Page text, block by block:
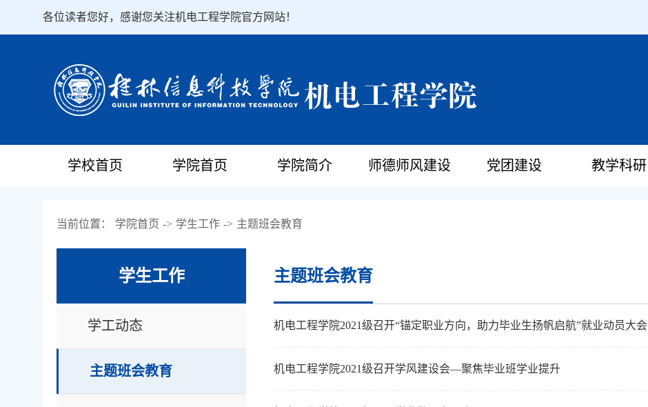
各位读者您好，感谢您关注机电工程学院官方网站！
学校首页 学院首页 学院简介 师德师风建设 党团建设 教学科研
当前位置： 学院首页 -> 学生工作 -> 主题班会教育
学生工作
学工动态
主题班会教育
主题班会教育
机电工程学院2021级召开“锚定职业方向，助力毕业生扬帆启航”就业动员大会
机电工程学院2021级召开学风建设会—聚焦毕业班学业提升